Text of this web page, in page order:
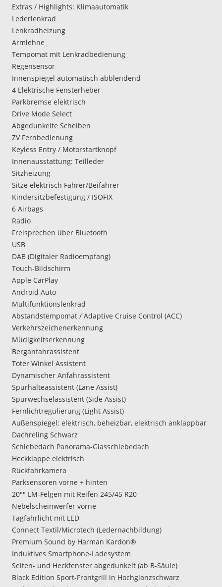
Extras / Highlights: Klimaautomatik
Lederlenkrad
Lenkradheizung
Armlehne
Tempomat mit Lenkradbedienung
Regensensor
Innenspiegel automatisch abblendend
4 Elektrische Fensterheber
Parkbremse elektrisch
Drive Mode Select
Abgedunkelte Scheiben
ZV Fernbedienung
Keyless Entry / Motorstartknopf
Innenausstattung: Teilleder
Sitzheizung
Sitze elektrisch Fahrer/Beifahrer
Kindersitzbefestigung / ISOFIX
6 Airbags
Radio
Freisprechen über Bluetooth
USB
DAB (Digitaler Radioempfang)
Touch-Bildschirm
Apple CarPlay
Android Auto
Multifunktionslenkrad
Abstandstempomat / Adaptive Cruise Control (ACC)
Verkehrszeichenerkennung
Müdigkeitserkennung
Berganfahrassistent
Toter Winkel Assistent
Dynamischer Anfahrassistent
Spurhalteassistent (Lane Assist)
Spurwechselassistent (Side Assist)
Fernlichtregulierung (Light Assist)
Außenspiegel: elektrisch, beheizbar, elektrisch anklappbar
Dachreling Schwarz
Schiebedach Panorama-Glasschiebedach
Heckklappe elektrisch
Rückfahrkamera
Parksensoren vorne + hinten
20"" LM-Felgen mit Reifen 245/45 R20
Nebelscheinwerfer vorne
Tagfahrlicht mit LED
Connect Textil/Microtech (Ledernachbildung)
Premium Sound by Harman Kardon®
Induktives Smartphone-Ladesystem
Seiten- und Heckfenster abgedunkelt (ab B-Säule)
Black Edition Sport-Frontgrill in Hochglanzschwarz